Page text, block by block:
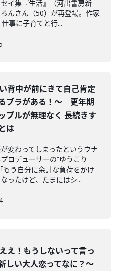
イ集『生活』（河出書房新
んさん（50）が再登場。作家
事に子育てと行...
背中が前にきて自己肯定
ブラがある！〜 更年期
プルが無理なく 長続きす
は
変わってしまったというウナ
ロデューサーの“ゆうこり
もう自分に余計な負荷をかけ
ったけど、たまにはシ...
え！もうしないって言っ
しい大人恋ってなに？〜